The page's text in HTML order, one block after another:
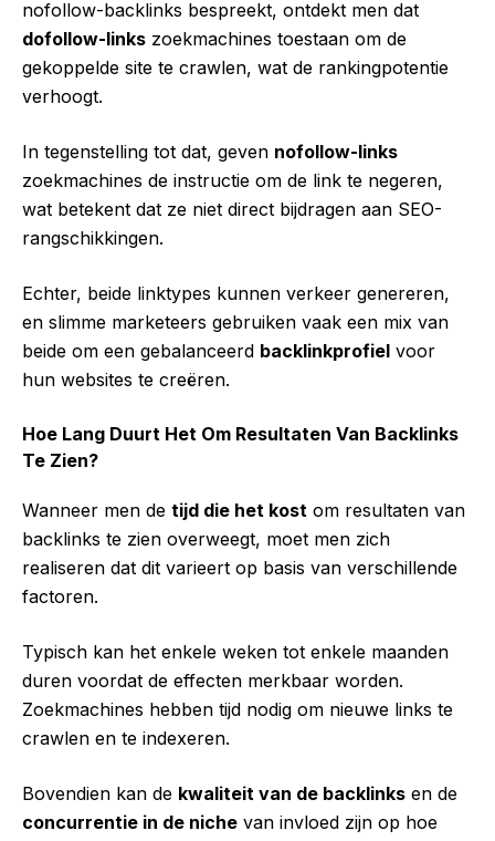
nofollow-backlinks bespreekt, ontdekt men dat
dofollow-links zoekmachines toestaan om de
gekoppelde site te crawlen, wat de rankingpotentie
verhoogt.
In tegenstelling tot dat, geven nofollow-links
zoekmachines de instructie om de link te negeren,
wat betekent dat ze niet direct bijdragen aan SEO-
rangschikkingen.
Echter, beide linktypes kunnen verkeer genereren,
en slimme marketeers gebruiken vaak een mix van
beide om een gebalanceerd backlinkprofiel voor
hun websites te creëren.
Hoe Lang Duurt Het Om Resultaten Van Backlinks
Te Zien?
Wanneer men de tijd die het kost om resultaten van
backlinks te zien overweegt, moet men zich
realiseren dat dit varieert op basis van verschillende
factoren.
Typisch kan het enkele weken tot enkele maanden
duren voordat de effecten merkbaar worden.
Zoekmachines hebben tijd nodig om nieuwe links te
crawlen en te indexeren.
Bovendien kan de kwaliteit van de backlinks en de
concurrentie in de niche van invloed zijn op hoe